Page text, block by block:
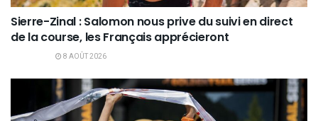
Sierre-Zinal : Salomon nous prive du suivi en direct
de la course, les Français apprécieront
8 AOÛT 2026